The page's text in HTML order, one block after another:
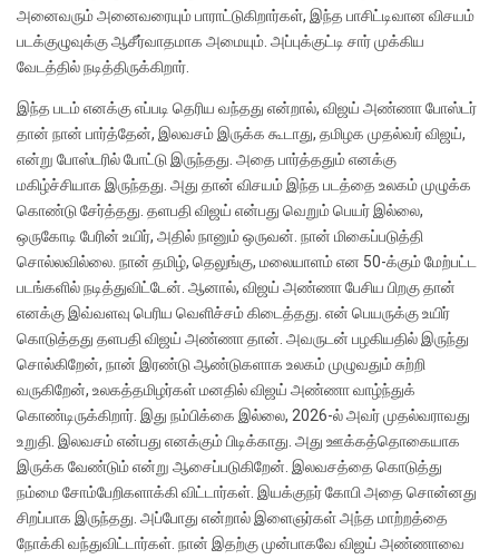
அனைவரும் அனைவரையும் பாராட்டுகிறார்கள், இந்த பாசிட்டிவான விசயம்
படக்குழுவுக்கு ஆசீர்வாதமாக அமையும். அப்புக்குட்டி சார் முக்கிய
வேடத்தில் நடித்திருக்கிறார்.
இந்த படம் எனக்கு எப்படி தெரிய வந்தது என்றால், விஜய் அண்ணா போஸ்டர்
தான் நான் பார்த்தேன், இலவசம் இருக்க கூடாது, தமிழக முதல்வர் விஜய்,
என்று போஸ்டரில் போட்டு இருந்தது. அதை பார்த்ததும் எனக்கு
மகிழ்ச்சியாக இருந்தது. அது தான் விசயம் இந்த படத்தை உலகம் முழுக்க
கொண்டு சேர்த்தது. தளபதி விஜய் என்பது வெறும் பெயர் இல்லை,
ஒருகோடி பேரின் உயிர், அதில் நானும் ஒருவன். நான் மிகைப்படுத்தி
சொல்லவில்லை. நான் தமிழ், தெலுங்கு, மலையாளம் என 50-க்கும் மேற்பட்ட
படங்களில் நடித்துவிட்டேன். ஆனால், விஜய் அண்ணா பேசிய பிறகு தான்
எனக்கு இவ்வளவு பெரிய வெளிச்சம் கிடைத்தது. என் பெயருக்கு உயிர்
கொடுத்தது தளபதி விஜய் அண்ணா தான். அவருடன் பழகியதில் இருந்து
சொல்கிறேன், நான் இரண்டு ஆண்டுகளாக உலகம் முழுவதும் சுற்றி
வருகிறேன், உலகத்தமிழர்கள் மனதில் விஜய் அண்ணா வாழ்ந்துக்
கொண்டிருக்கிறார். இது நம்பிக்கை இல்லை, 2026-ல் அவர் முதல்வராவது
உறுதி. இலவசம் என்பது எனக்கும் பிடிக்காது. அது ஊக்கத்தொகையாக
இருக்க வேண்டும் என்று ஆசைப்படுகிறேன். இலவசத்தை கொடுத்து
நம்மை சோம்பேறிகளாக்கி விட்டார்கள். இயக்குநர் கோபி அதை சொன்னது
சிறப்பாக இருந்தது. அப்போது என்றால் இளைஞர்கள் அந்த மாற்றத்தை
நோக்கி வந்துவிட்டார்கள். நான் இதற்கு முன்பாகவே விஜய் அண்ணாவை